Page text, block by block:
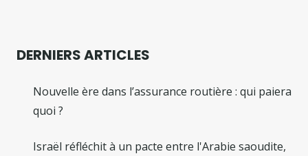
DERNIERS ARTICLES
Nouvelle ère dans l’assurance routière : qui paiera
quoi ?
Israël réfléchit à un pacte entre l'Arabie saoudite,